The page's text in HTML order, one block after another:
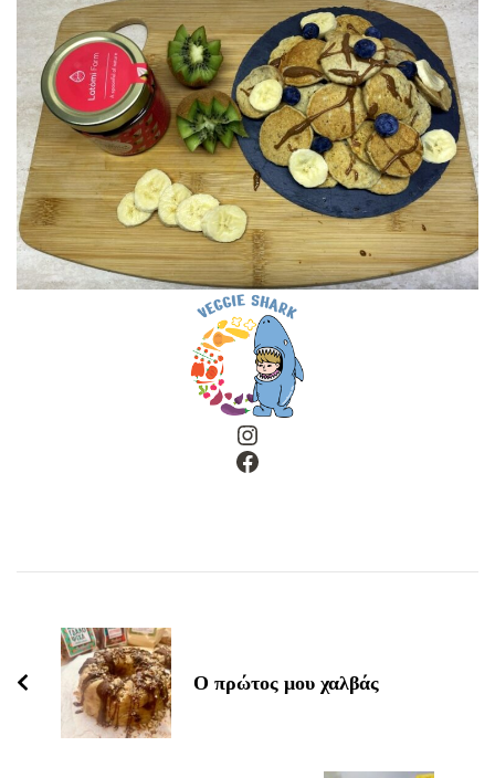
Instagram
Facebook
Navigation
Ο πρώτος μου χαλβάς